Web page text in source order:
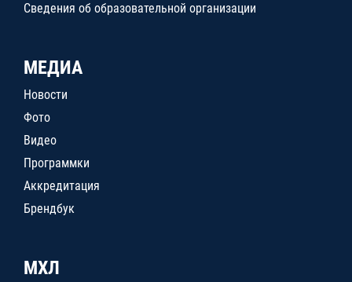
Сведения об образовательной организации
МЕДИА
Новости
Фото
Видео
Программки
Аккредитация
Брендбук
МХЛ